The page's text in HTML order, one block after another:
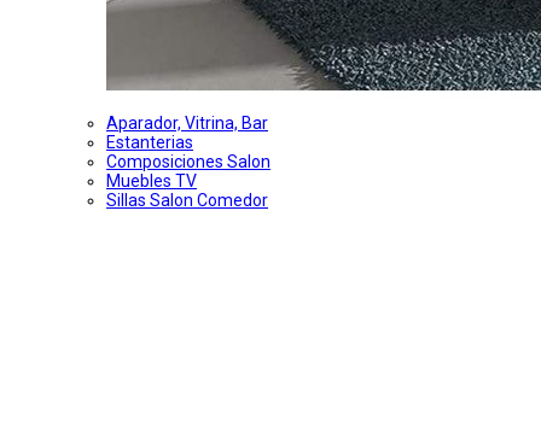
Aparador, Vitrina, Bar
Estanterias
Composiciones Salon
Muebles TV
Sillas Salon Comedor